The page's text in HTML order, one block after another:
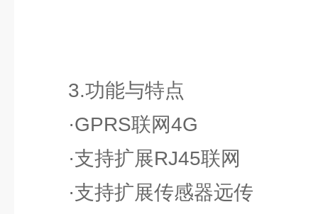
3.功能与特点
·GPRS联网4G
·支持扩展RJ45联网
·支持扩展传感器远传